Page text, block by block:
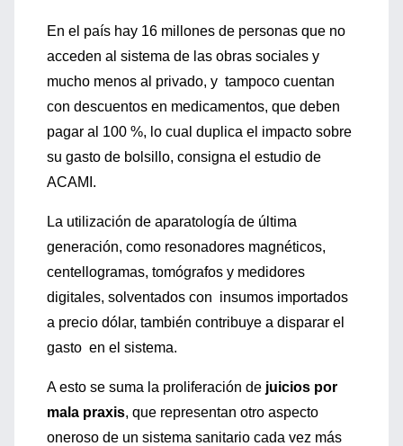
En el país hay 16 millones de personas que no
acceden al sistema de las obras sociales y
mucho menos al privado, y tampoco cuentan
con descuentos en medicamentos, que deben
pagar al 100 %, lo cual duplica el impacto sobre
su gasto de bolsillo, consigna el estudio de
ACAMI.
La utilización de aparatología de última
generación, como resonadores magnéticos,
centellogramas, tomógrafos y medidores
digitales, solventados con insumos importados
a precio dólar, también contribuye a disparar el
gasto en el sistema.
A esto se suma la proliferación de juicios por
mala praxis, que representan otro aspecto
oneroso de un sistema sanitario cada vez más